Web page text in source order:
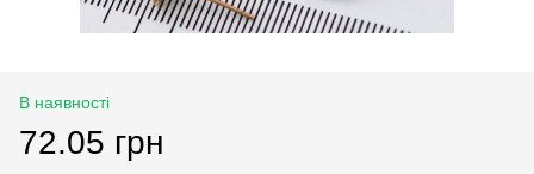
В наявності
72.05 грн